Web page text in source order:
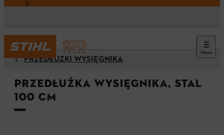
Menu
PRZEDŁUŻKI WYSIĘGNIKA
Przedłużka wysięgnika, stal
100 cm